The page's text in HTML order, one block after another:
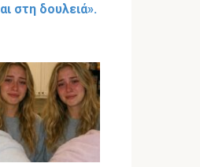
στη δουλειά».